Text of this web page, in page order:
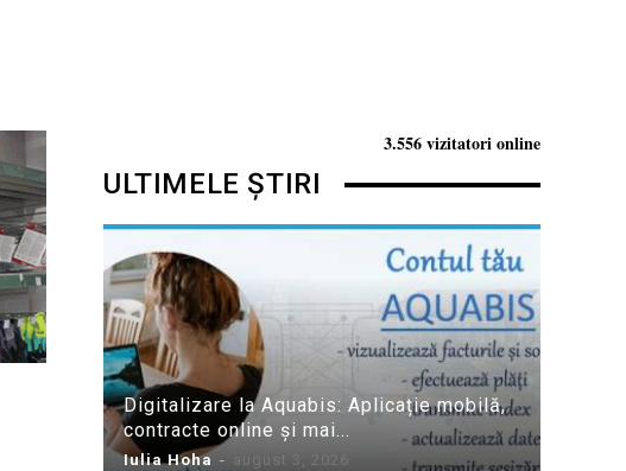
3.556 vizitatori online
ULTIMELE ȘTIRI
Digitalizare la Aquabis: Aplicație mobilă,
contracte online și mai...
Iulia Hoha - august 3, 2026